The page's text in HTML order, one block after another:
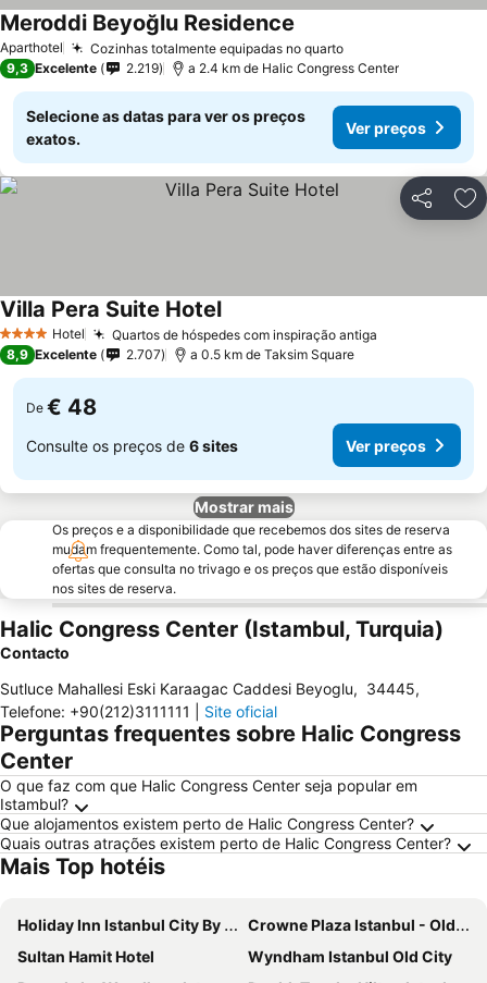
Aparthotel Cozinhas totalmente equipadas no quartoVer preços
Meroddi Beyoğlu Residence
9,3 Excelente 2.219 a 2.4 km de Halic Congress Center
Selecione as datas para ver os preços
exatos.
Ver preços
Partilhar
4 EstrelasHotel Quartos de hóspedes com inspiração antiga
Villa Pera Suite HotelVer preços
8,9 Excelente 2.707 a 0.5 km de Taksim Square
De € 48
Consulte os preços de 6 sites Ver preços
Mostrar mais
Os preços e a disponibilidade que recebemos dos sites de reserva
mudam frequentemente. Como tal, pode haver diferenças entre as
ofertas que consulta no trivago e os preços que estão disponíveis
nos sites de reserva.
Halic Congress Center (Istambul, Turquia)
Contacto
Sutluce Mahallesi Eski Karaagac Caddesi Beyoglu, 34445,
Telefone: +90(212)3111111 Site oficial
Perguntas frequentes sobre Halic Congress
Center
O que faz com que Halic Congress Center seja popular em
Istambul?
Que alojamentos existem perto de Halic Congress Center?
Quais outras atrações existem perto de Halic Congress Center?
Mais Top hotéis
Holiday Inn Istanbul City By Ihg
Crowne Plaza Istanbul - Old City by IHG
Sultan Hamit Hotel
Wyndham Istanbul Old City